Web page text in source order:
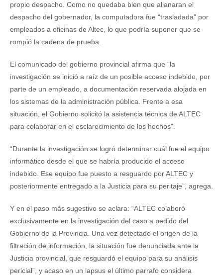
propio despacho. Como no quedaba bien que allanaran el
despacho del gobernador, la computadora fue “trasladada” por
empleados a oficinas de Altec, lo que podría suponer que se
rompió la cadena de prueba.
El comunicado del gobierno provincial afirma que “la
investigación se inició a raíz de un posible acceso indebido, por
parte de un empleado, a documentación reservada alojada en
los sistemas de la administración pública. Frente a esa
situación, el Gobierno solicitó la asistencia técnica de ALTEC
para colaborar en el esclarecimiento de los hechos”.
“Durante la investigación se logró determinar cuál fue el equipo
informático desde el que se habría producido el acceso
indebido. Ese equipo fue puesto a resguardo por ALTEC y
posteriormente entregado a la Justicia para su peritaje”, agrega.
Y en el paso más sugestivo se aclara: “ALTEC colaboró
exclusivamente en la investigación del caso a pedido del
Gobierno de la Provincia. Una vez detectado el origen de la
filtración de información, la situación fue denunciada ante la
Justicia provincial, que resguardó el equipo para su análisis
pericial”, y acaso en un lapsus el último parrafo considera